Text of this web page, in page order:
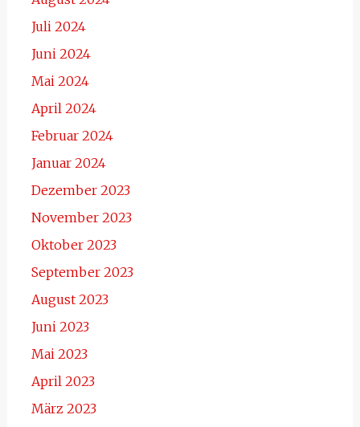
Juli 2024
Juni 2024
Mai 2024
April 2024
Februar 2024
Januar 2024
Dezember 2023
November 2023
Oktober 2023
September 2023
August 2023
Juni 2023
Mai 2023
April 2023
März 2023